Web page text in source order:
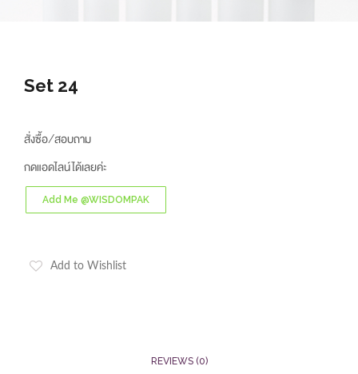
Set 24
สั่งซื้อ/สอบถาม
กดแอดไลน์ได้เลยค่ะ
Add Me @WISDOMPAK
Add to Wishlist
REVIEWS (0)